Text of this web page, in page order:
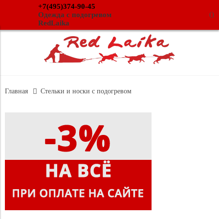
+7(495)374-90-45
Одежда с подогревом
RedLaika
()
Главная Стельки и носки с подогревом